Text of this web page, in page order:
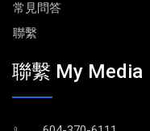
常見問答
聯繫
聯繫 My Media